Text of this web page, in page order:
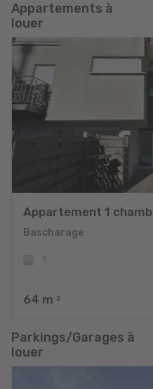
Appartements à
louer
Appartement 1
Bascharage
64 m 2
Parkings/Garages à
louer